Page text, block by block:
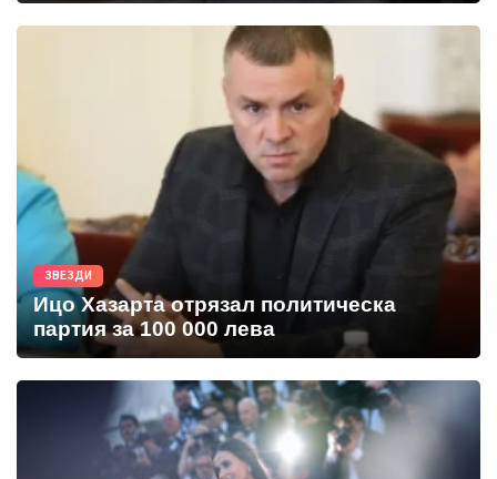
ЗВЕЗДИ
Ицо Хазарта отрязал политическа
партия за 100 000 лева